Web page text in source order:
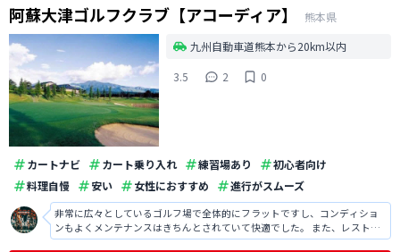
阿蘇大津ゴルフクラブ【アコーディア】
熊本県
九州自動車道熊本から20km以内
3.5
2 0
カートナビ カート乗り入れ 練習場あり
初心者向け
料理自慢
安い 女性におすすめ 進行がスムーズ
非常に広々としているゴルフ場で全体的にフラットですし、コンディショ
ンもよくメンテナンスはきちんとされていて快適でした。 また、レストラ
ンでの食事もボリューミーで大変美味しかったですし、進行もスムーズで